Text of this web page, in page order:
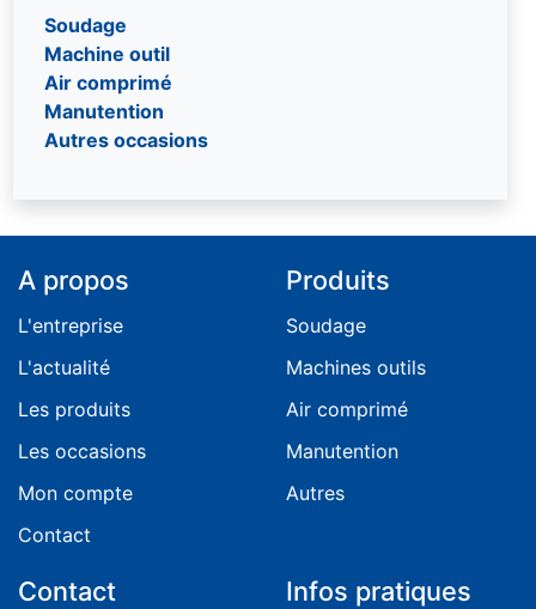
Portique
Potence
Treuil
Soudage
Machine outil
Air comprimé
Manutention
Autres occasions
A propos
L'entreprise
L'actualité
Les produits
Les occasions
Mon compte
Contact
Produits
Soudage
Machines outils
Air comprimé
Manutention
Autres
Contact Infos pratiques